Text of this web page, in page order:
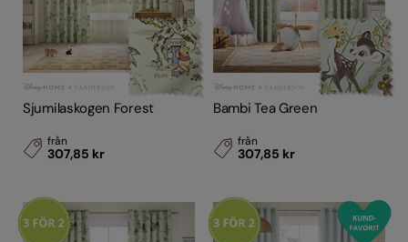
Sjumilaskogen Forest
från
307,85 kr
Bambi Tea Green
från
307,85 kr